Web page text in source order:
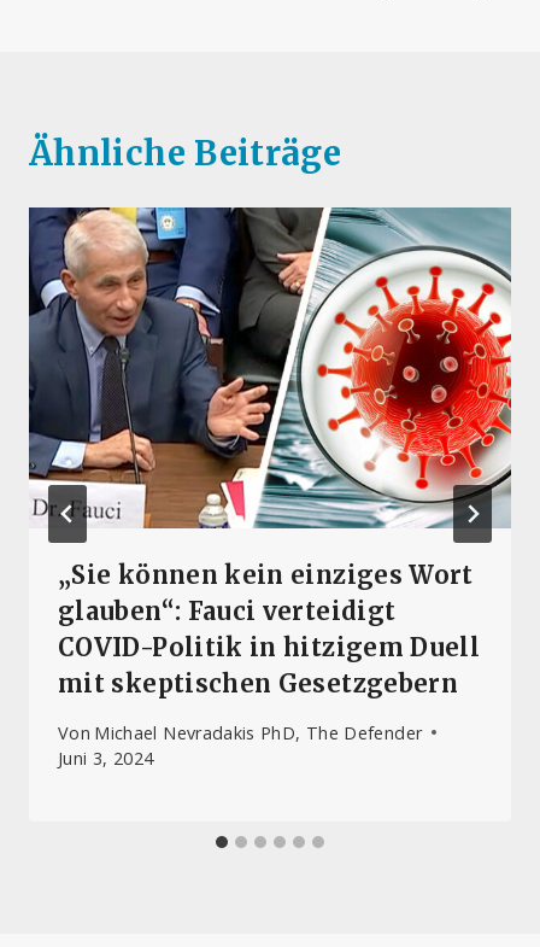
Ähnliche Beiträge
„Sie können kein einziges Wort
glauben“: Fauci verteidigt
COVID-Politik in hitzigem Duell
mit skeptischen Gesetzgebern
Von Michael Nevradakis PhD, The Defender
Juni 3, 2024